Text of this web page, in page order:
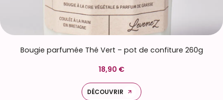
Bougie parfumée Thé Vert – pot de confiture 260g
18,90 €
DÉCOUVRIR